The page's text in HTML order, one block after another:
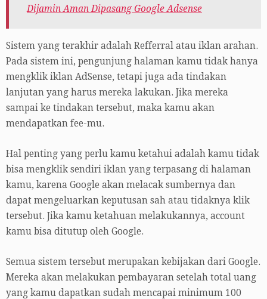
Dijamin Aman Dipasang Google Adsense
Sistem yang terakhir adalah Refferral atau iklan arahan.
Pada sistem ini, pengunjung halaman kamu tidak hanya
mengklik iklan AdSense, tetapi juga ada tindakan
lanjutan yang harus mereka lakukan. Jika mereka
sampai ke tindakan tersebut, maka kamu akan
mendapatkan fee-mu.
Hal penting yang perlu kamu ketahui adalah kamu tidak
bisa mengklik sendiri iklan yang terpasang di halaman
kamu, karena Google akan melacak sumbernya dan
dapat mengeluarkan keputusan sah atau tidaknya klik
tersebut. Jika kamu ketahuan melakukannya, account
kamu bisa ditutup oleh Google.
Semua sistem tersebut merupakan kebijakan dari Google.
Mereka akan melakukan pembayaran setelah total uang
yang kamu dapatkan sudah mencapai minimum 100